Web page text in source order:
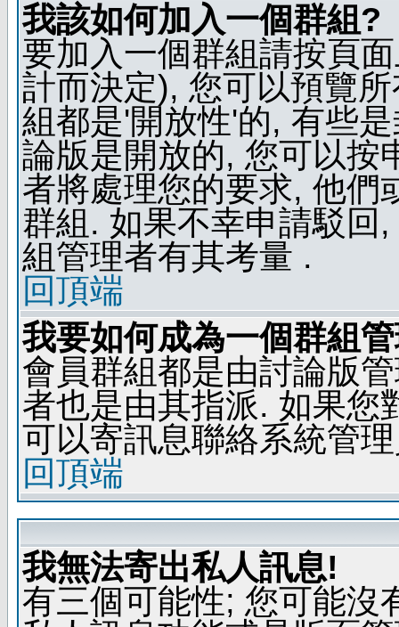
我該如何加入一個群組?
要加入一個群組請按頁
計而決定), 您可以預覽
組都是'開放性'的, 有些
論版是開放的, 您可以按
者將處理您的要求, 他們
群組. 如果不幸申請駁回
組管理者有其考量 .
回頂端
我要如何成為一個群組
會員群組都是由討論版
者也是由其指派. 如果您
可以寄訊息聯絡系統管
回頂端
我無法寄出私人訊息!
有三個可能性; 您可能沒